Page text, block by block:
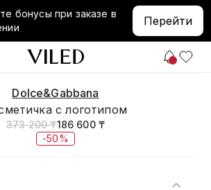
бонусы при заказе в
Перейти
Dolce&Gabbana
с логотипом
373 200 ₸186 600 ₸
-50%